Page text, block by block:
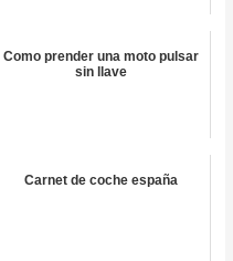
Como prender una moto pulsar
sin llave
Carnet de coche españa